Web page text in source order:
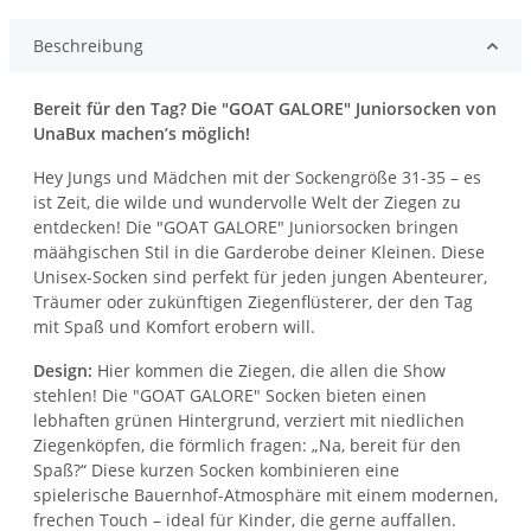
Beschreibung
Bereit für den Tag? Die "GOAT GALORE" Juniorsocken von
UnaBux machen’s möglich!
Hey Jungs und Mädchen mit der Sockengröße 31-35 – es
ist Zeit, die wilde und wundervolle Welt der Ziegen zu
entdecken! Die "GOAT GALORE" Juniorsocken bringen
määhgischen Stil in die Garderobe deiner Kleinen. Diese
Unisex-Socken sind perfekt für jeden jungen Abenteurer,
Träumer oder zukünftigen Ziegenflüsterer, der den Tag
mit Spaß und Komfort erobern will.
Design: Hier kommen die Ziegen, die allen die Show
stehlen! Die "GOAT GALORE" Socken bieten einen
lebhaften grünen Hintergrund, verziert mit niedlichen
Ziegenköpfen, die förmlich fragen: „Na, bereit für den
Spaß?“ Diese kurzen Socken kombinieren eine
spielerische Bauernhof-Atmosphäre mit einem modernen,
frechen Touch – ideal für Kinder, die gerne auffallen.